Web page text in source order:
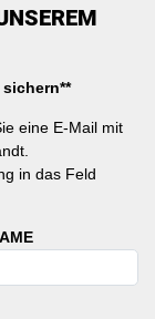
eine E-Mail mit
in das Feld